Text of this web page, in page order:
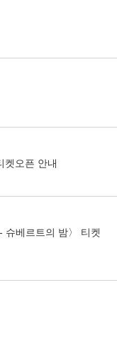
켓오픈 안내
슈베르트의 밤〉 티켓